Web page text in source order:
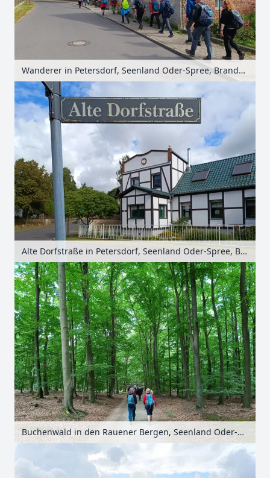
Wanderer in Petersdorf, Seenland Oder-Spree, Brandenburg, Deutschland
Alte Dorfstraße in Petersdorf, Seenland Oder-Spree, Brandenburg, Deutschland
Buchenwald in den Rauener Bergen, Seenland Oder-Spree, Brandenburg, Deutschland